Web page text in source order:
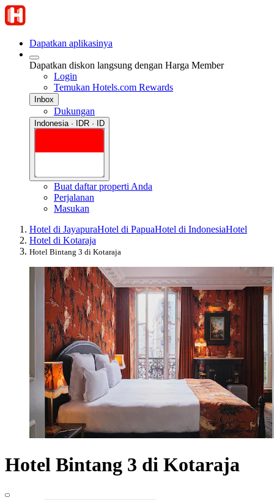
Dapatkan aplikasinya
Dapatkan diskon langsung dengan Harga Member
Login
Temukan Hotels.com Rewards
Inbox
Dukungan
Indonesia · IDR · ID
Buat daftar properti Anda
Perjalanan
Masukan
Hotel di JayapuraHotel di PapuaHotel di IndonesiaHotel
Hotel di Kotaraja
Hotel Bintang 3 di Kotaraja
Hotel Bintang 3 di Kotaraja